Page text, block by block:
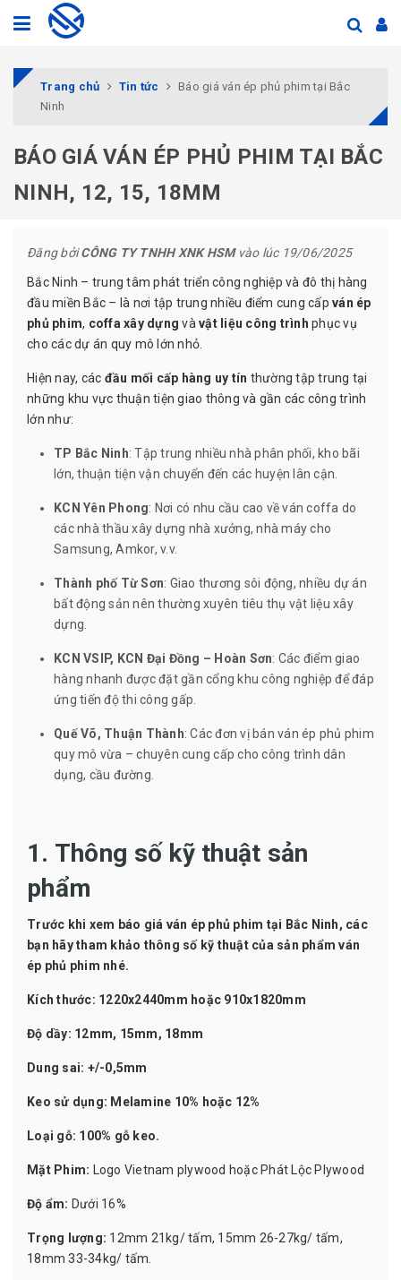
Trang chủ Tin tức
Báo giá ván ép phủ phim tại Bắc
Ninh
BÁO GIÁ VÁN ÉP PHỦ PHIM TẠI BẮC
NINH, 12, 15, 18MM
Đăng bởiCÔNG TY TNHH XNK HSMvào lúc 19/06/2025
Bắc Ninh – trung tâm phát triển công nghiệp và đô thị hàng
đầu miền Bắc – là nơi tập trung nhiều điểm cung cấp ván ép
phủ phim, coffa xây dựng và vật liệu công trình phục vụ
cho các dự án quy mô lớn nhỏ.
Hiện nay, các đầu mối cấp hàng uy tín thường tập trung tại
những khu vực thuận tiện giao thông và gần các công trình
lớn như:
TP Bắc Ninh: Tập trung nhiều nhà phân phối, kho bãi
lớn, thuận tiện vận chuyển đến các huyện lân cận.
KCN Yên Phong: Nơi có nhu cầu cao về ván coffa do
các nhà thầu xây dựng nhà xưởng, nhà máy cho
Samsung, Amkor, v.v.
Thành phố Từ Sơn: Giao thương sôi động, nhiều dự án
bất động sản nên thường xuyên tiêu thụ vật liệu xây
dựng.
KCN VSIP, KCN Đại Đồng – Hoàn Sơn: Các điểm giao
hàng nhanh được đặt gần cổng khu công nghiệp để đáp
ứng tiến độ thi công gấp.
Quế Võ, Thuận Thành: Các đơn vị bán ván ép phủ phim
quy mô vừa – chuyên cung cấp cho công trình dân
dụng, cầu đường.
1. Thông số kỹ thuật sản
phẩm
Trước khi xem báo giá ván ép phủ phim tại Bắc Ninh, các
bạn hãy tham khảo thông số kỹ thuật của sản phẩm ván
ép phủ phim nhé.
Kích thước: 1220x2440mm hoặc 910x1820mm
Độ dầy: 12mm, 15mm, 18mm
Dung sai: +/-0,5mm
Keo sử dụng: Melamine 10% hoặc 12%
Loại gỗ: 100% gỗ keo.
Mặt Phim: Logo Vietnam plywood hoặc Phát Lộc Plywood
Độ ẩm: Dưới 16%
Trọng lượng: 12mm 21kg/ tấm, 15mm 26-27kg/ tấm,
18mm 33-34kg/ tấm.